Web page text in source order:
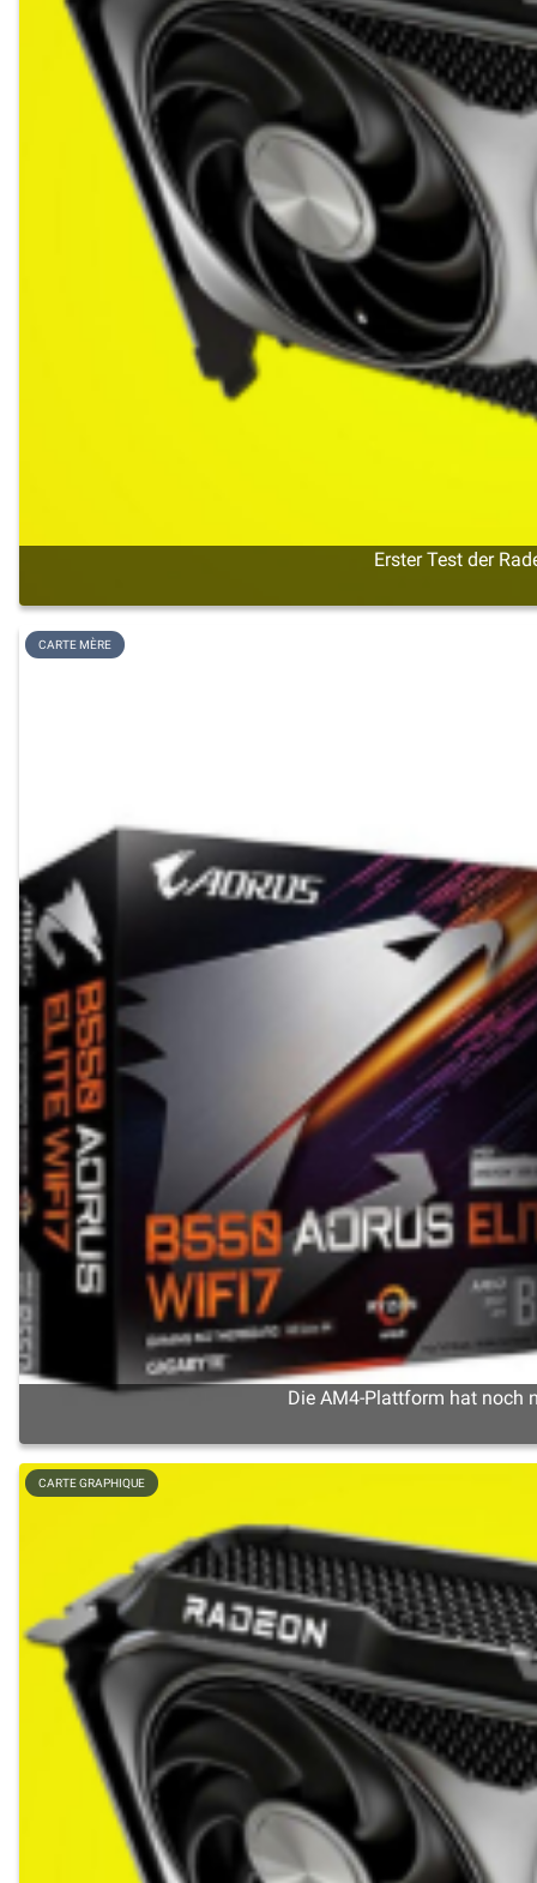
Erster Test der
Die AM4-Plattform hat noch
CARTE MÈRE
CARTE GRAPHIQUE